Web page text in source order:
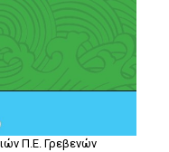
Π.Ε. Γρεβενών